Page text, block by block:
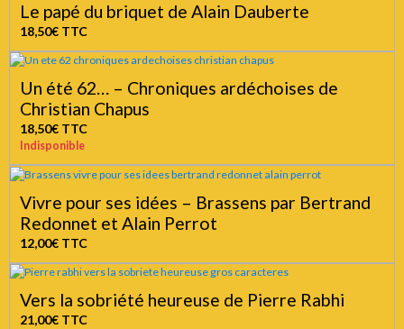
Le papé du briquet de Alain Dauberte
18,50€ TTC
Un été 62… – Chroniques ardéchoises de
Christian Chapus
18,50€ TTC
Indisponible
Vivre pour ses idées – Brassens par Bertrand
Redonnet et Alain Perrot
12,00€ TTC
Vers la sobriété heureuse de Pierre Rabhi
21,00€ TTC